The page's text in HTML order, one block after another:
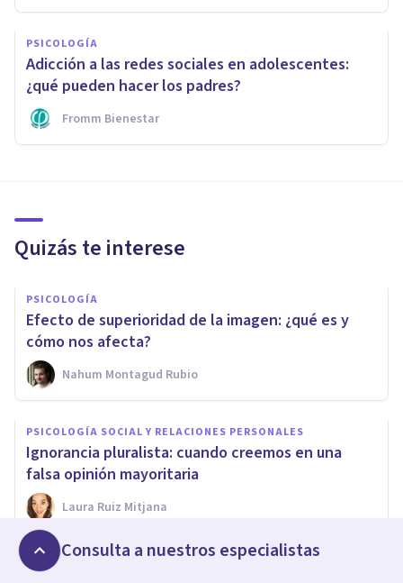
PSICOLOGÍA
Adicción a las redes sociales en adolescentes:
¿qué pueden hacer los padres?
Fromm Bienestar
Quizás te interese
PSICOLOGÍA
Efecto de superioridad de la imagen: ¿qué es y
cómo nos afecta?
Nahum Montagud Rubio
PSICOLOGÍA SOCIAL Y RELACIONES PERSONALES
Ignorancia pluralista: cuando creemos en una
falsa opinión mayoritaria
Laura Ruiz Mitjana
FRASES Y REFLEXIONES
Consulta a nuestros especialistas